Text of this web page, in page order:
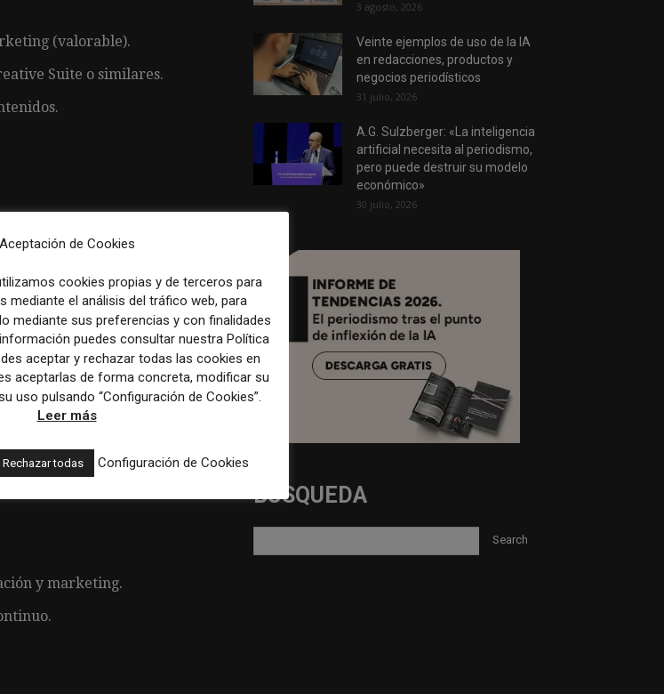
(valorable).
Suite o similares.
de comunicación.
y marketing.
3 agosto, 2026
Veinte ejemplos de uso de la IA
en redacciones, productos y
negocios periodísticos
31 julio, 2026
A.G. Sulzberger: «La inteligencia
artificial necesita al periodismo,
pero puede destruir su modelo
económico»
30 julio, 2026
BUSQUEDA
Aceptación de Cookies
cookies propias y de terceros para
mediante el análisis del tráfico web, para
mediante sus preferencias y con finalidades
puedes consultar nuestra Política
aceptar y rechazar todas las cookies en
aceptarlas de forma concreta, modificar su
uso pulsando “Configuración de Cookies”.
Leer más
Rechazar todas Configuración de Cookies